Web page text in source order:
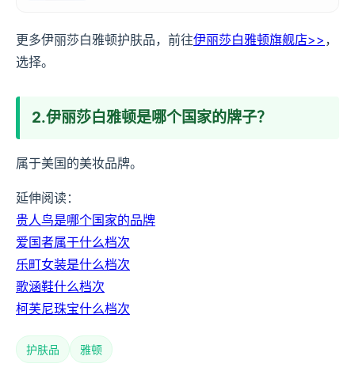
更多伊丽莎白雅顿护肤品，前往伊丽莎白雅顿旗舰店>> ，
选择。
2.伊丽莎白雅顿是哪个国家的牌子？
属于美国的美妆品牌。
延伸阅读：
贵人鸟是哪个国家的品牌
爱国者属于什么档次
乐町女装是什么档次
歌涵鞋什么档次
柯芙尼珠宝什么档次
护肤品 雅顿